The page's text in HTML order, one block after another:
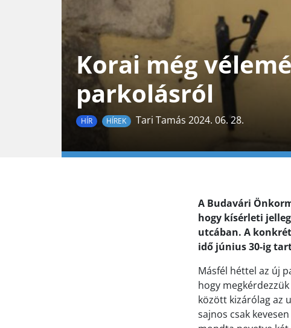
Korai még
parkolásról
HÍR HÍREK Tari Tamás 2024. 06. 28.
A Budavári
hogy kísérleti
utcában. A
idő június 30-ig
Másfél héttel az új
hogy
között kizárólag az
sajnos csak